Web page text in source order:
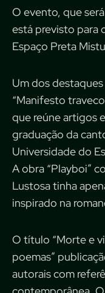
O evento, que
está previsto para
Espaço Preta
Um dos
“Manifesto
que reúne artigos
graduação da
Universidade do
A obra “Playboi”
Lustosa tinha
inspirado na
O título “Morte e
poemas”
autorais com